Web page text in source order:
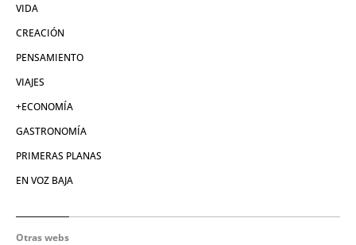
VIDA
CREACIÓN
PENSAMIENTO
VIAJES
+ECONOMÍA
GASTRONOMÍA
PRIMERAS PLANAS
EN VOZ BAJA
Otras webs